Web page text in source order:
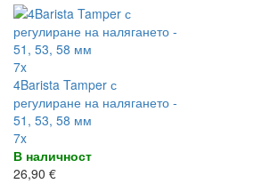
7x
4Barista Tamper с
регулиране на налягането -
51, 53, 58 мм
7x
В наличност
26,90 €